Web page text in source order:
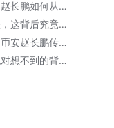
我用了几个月，终于明白了赵长鹏如何从币安崛起成首富的秘密；
币安创始人赵长鹏身价暴涨，这背后究竟隐藏了哪些秘密？
我的投资路上走了多少弯？币安赵长鹏传奇故事细节全揭晓！
赵长鹏在台湾的秘密：你绝对想不到的背后故事！